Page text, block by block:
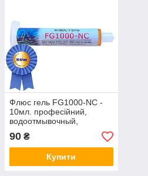
Флюс гель FG1000-NC -
10мл. професійний,
водоотмывочный,
водосмываемый
90 ₴
Купити